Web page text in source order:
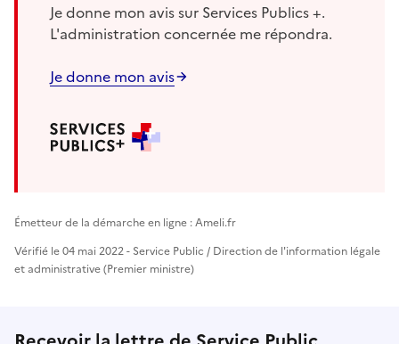
Je donne mon avis sur Services Publics +.
L'administration concernée me répondra.
Je donne mon avis
Émetteur de la démarche en ligne : Ameli.fr
Vérifié le 04 mai 2022 - Service Public / Direction de l'information légale
et administrative (Premier ministre)